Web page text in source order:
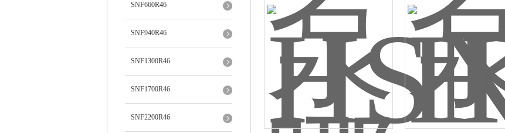
SNF660R46
SNF940R46
SNF1300R46
SNF1700R46
SNF2200R46